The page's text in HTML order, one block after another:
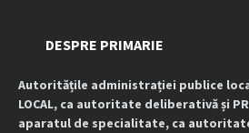
DESPRE PRIMARIE
Autoritățile administrației publice
LOCAL, ca autoritate deliberativă și
aparatul de specialitate, ca